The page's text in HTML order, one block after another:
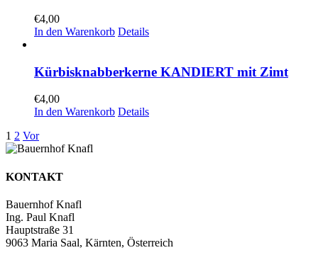
€4,00
In den Warenkorb Details
Kürbisknabberkerne KANDIERT mit Zimt
€4,00
In den Warenkorb Details
1 2 Vor
KONTAKT
Bauernhof Knafl
Ing. Paul Knafl
Hauptstraße 31
9063 Maria Saal, Kärnten, Österreich